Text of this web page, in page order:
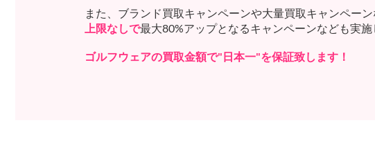
また、ブランド買取キャンペーンや大量買取キャンペー
上限なしで最大80%アップとなるキャンペーンなども実施
ゴルフウェアの買取金額で"日本一"を保証致します！